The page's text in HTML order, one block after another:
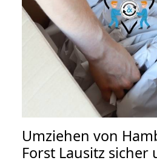
Umziehen von
Forst Lausitz sicher